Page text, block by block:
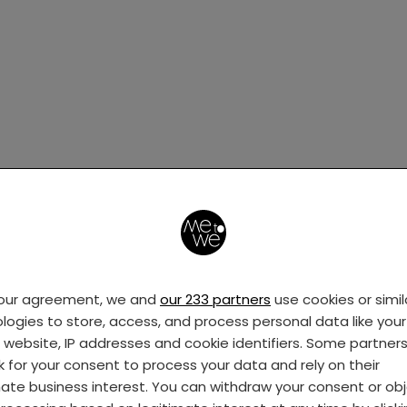
agreement, we and our 233 partners use cookies or
to store, access, and process personal data like
IP addresses and cookie identifiers. Some
for your consent to process your data and rely on their
business interest. You can withdraw your consent or
Deze MRI scan van een ongeboren baby is nog